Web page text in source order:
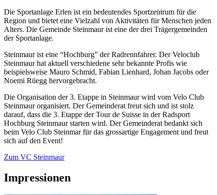
Die Sportanlage Erlen ist ein bedeutendes Sportzentrum für die
Region und bietet eine Vielzahl von Aktivitäten für Menschen jeden
Alters. Die Gemeinde Steinmaur ist eine der drei Trägergemeinden
der Sportanlage.
Steinmaur ist eine “Hochburg” der Radrennfahrer. Der Veloclub
Steinmaur hat aktuell verschiedene sehr bekannte Profis wie
beispielsweise Mauro Schmid, Fabian Lienhard, Johan Jacobs oder
Noemi Rüegg hervorgebracht.
Die Organisation der 3. Etappe in Steinmaur wird vom Velo Club
Steinmaur organisiert. Der Gemeinderat freut sich und ist stolz
darauf, dass die 3. Etappe der Tour de Suisse in der Radsport
Hochburg Steinmaur starten wird. Der Gemeinderat bedankt sich
beim Velo Club Steinmar für das grossartige Engagement und freut
sich auf den Event!
Zum VC Steinmaur
Impressionen